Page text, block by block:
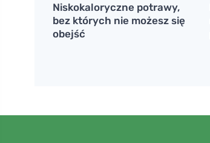
Niskokaloryczne potrawy,
bez których nie możesz się
obejść